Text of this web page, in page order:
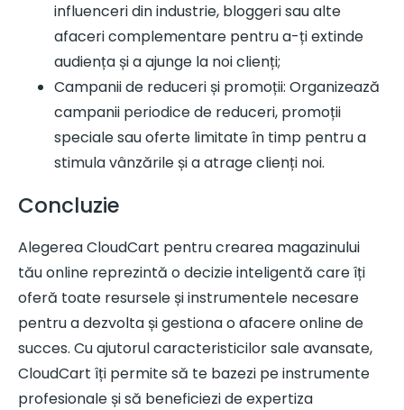
influenceri din industrie, bloggeri sau alte
afaceri complementare pentru a-ți extinde
audiența și a ajunge la noi clienți;
Campanii de reduceri și promoții: Organizează
campanii periodice de reduceri, promoții
speciale sau oferte limitate în timp pentru a
stimula vânzările și a atrage clienți noi.
Concluzie
Alegerea CloudCart pentru crearea magazinului
tău online reprezintă o decizie inteligentă care îți
oferă toate resursele și instrumentele necesare
pentru a dezvolta și gestiona o afacere online de
succes. Cu ajutorul caracteristicilor sale avansate,
CloudCart îți permite să te bazezi pe instrumente
profesionale și să beneficiezi de expertiza